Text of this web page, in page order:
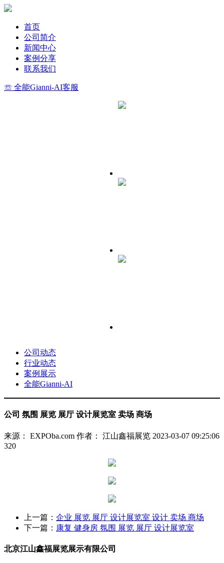
首页
公司简介
新闻中心
案例分享
联系我们
☏ 全能Gianni-AI客服
公司动态
行业动态
案例展示
全能Gianni-AI
公司 氛围 展览 展厅 设计展览室 卖场 商场
来源： EXPOba.com 作者： 江山鑫福展览 2023-03-07 09:25:06
320
上一篇： 企业 展览 展厅 设计展览室 设计 卖场 商场
下一篇： 康复 健身房 氛围 展览 展厅 设计展览室
北京江山鑫福展览展示有限公司